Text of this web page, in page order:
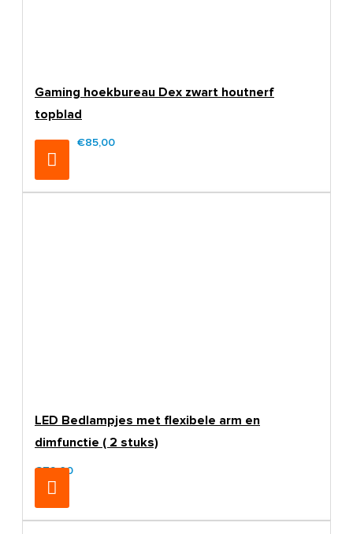
Gaming hoekbureau Dex zwart houtnerf
topblad
€99,00 €85,00
LED Bedlampjes met flexibele arm en
dimfunctie ( 2 stuks)
€79,00